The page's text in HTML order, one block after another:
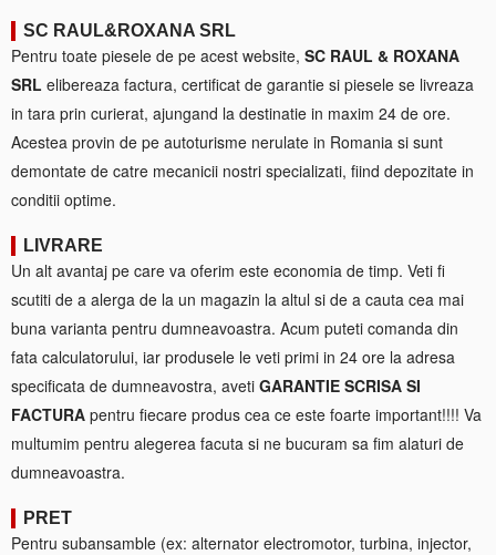
SC RAUL&ROXANA SRL
Pentru toate piesele de pe acest website, SC RAUL & ROXANA
SRL elibereaza factura, certificat de garantie si piesele se livreaza
in tara prin curierat, ajungand la destinatie in maxim 24 de ore.
Acestea provin de pe autoturisme nerulate in Romania si sunt
demontate de catre mecanicii nostri specializati, fiind depozitate in
conditii optime.
LIVRARE
Un alt avantaj pe care va oferim este economia de timp. Veti fi
scutiti de a alerga de la un magazin la altul si de a cauta cea mai
buna varianta pentru dumneavoastra. Acum puteti comanda din
fata calculatorului, iar produsele le veti primi in 24 ore la adresa
specificata de dumneavostra, aveti GARANTIE SCRISA SI
FACTURA pentru fiecare produs cea ce este foarte important!!!! Va
multumim pentru alegerea facuta si ne bucuram sa fim alaturi de
dumneavoastra.
PRET
Pentru subansamble (ex: alternator electromotor, turbina, injector,